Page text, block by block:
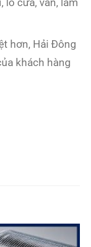
hơn, Hải Đông
khách hàng